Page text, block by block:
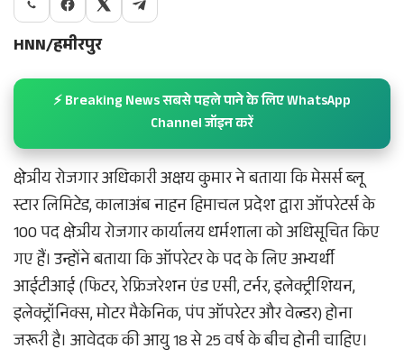
HNN/हमीरपुर
⚡ Breaking News सबसे पहले पाने के लिए WhatsApp
Channel जॉइन करें
क्षेत्रीय रोजगार अधिकारी अक्षय कुमार ने बताया कि मेसर्स ब्लू
स्टार लिमिटेड, कालाअंब नाहन हिमाचल प्रदेश द्वारा ऑपरेटर्स के
100 पद क्षेत्रीय रोजगार कार्यालय धर्मशाला को अधिसूचित किए
गए हैं। उन्होंने बताया कि ऑपरेटर के पद के लिए अभ्यर्थी
आईटीआई (फिटर, रेफ्रिजरेशन एंड एसी, टर्नर, इलेक्ट्रीशियन,
इलेक्ट्रॉनिक्स, मोटर मैकेनिक, पंप ऑपरेटर और वेल्डर) होना
जरूरी है। आवेदक की आयु 18 से 25 वर्ष के बीच होनी चाहिए।